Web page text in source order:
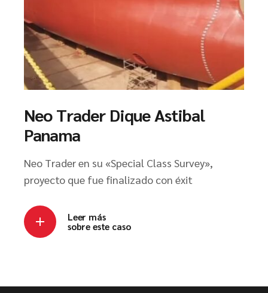
Neo Trader Dique Astibal
Panama
Neo Trader en su «Special Class Survey»,
proyecto que fue finalizado con éxit
Leer más
sobre este caso